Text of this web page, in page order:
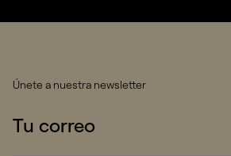
Únete a nuestra newsletter